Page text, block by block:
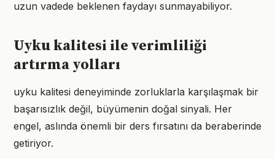
uzun vadede beklenen faydayı sunmayabiliyor.
Uyku kalitesi ile verimliliği
artırma yolları
uyku kalitesi deneyiminde zorluklarla karşılaşmak bir
başarısızlık değil, büyümenin doğal sinyali. Her
engel, aslında önemli bir ders fırsatını da beraberinde
getiriyor.